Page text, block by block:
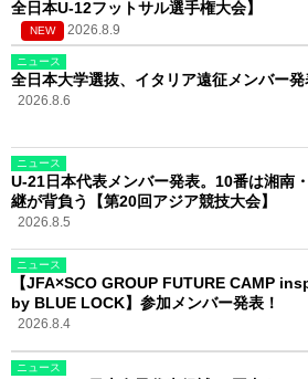
全日本U-12フットサル選手権大会】
NEW 2026.8.9
ニュース
全日本大学選抜、イタリア遠征メンバー発
2026.8.6
ニュース
U-21日本代表メンバー発表。10番は湘南
継が背負う【第20回アジア競技大会】
2026.8.5
ニュース
【JFA×SCO GROUP FUTURE CAMP
by BLUE LOCK】参加メンバー発表！
2026.8.4
ニュース